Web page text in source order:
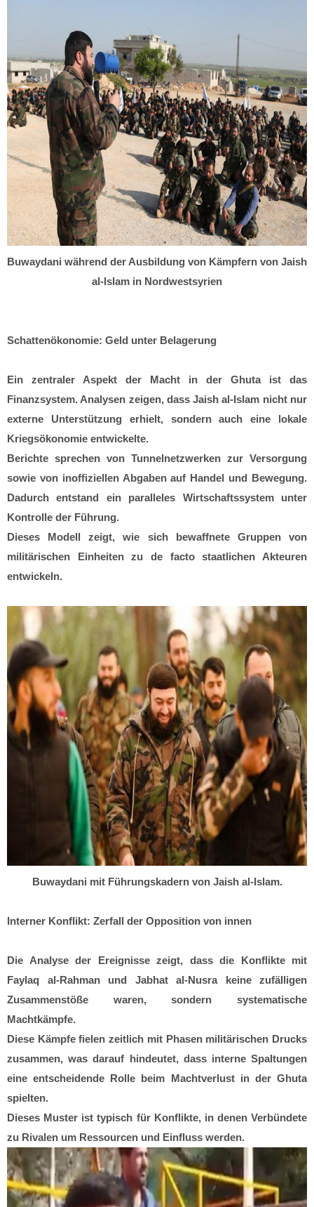
Buwaydani während der Ausbildung von Kämpfern von Jaish
al-Islam in Nordwestsyrien
Schattenökonomie: Geld unter Belagerung
Ein zentraler Aspekt der Macht in der Ghuta ist das
Finanzsystem. Analysen zeigen, dass Jaish al-Islam nicht nur
externe Unterstützung erhielt, sondern auch eine lokale
Kriegsökonomie entwickelte.
Berichte sprechen von Tunnelnetzwerken zur Versorgung
sowie von inoffiziellen Abgaben auf Handel und Bewegung.
Dadurch entstand ein paralleles Wirtschaftssystem unter
Kontrolle der Führung.
Dieses Modell zeigt, wie sich bewaffnete Gruppen von
militärischen Einheiten zu de facto staatlichen Akteuren
entwickeln.
Buwaydani mit Führungskadern von Jaish al-Islam.
Interner Konflikt: Zerfall der Opposition von innen
Die Analyse der Ereignisse zeigt, dass die Konflikte mit
Faylaq al-Rahman und Jabhat al-Nusra keine zufälligen
Zusammenstöße waren, sondern systematische
Machtkämpfe.
Diese Kämpfe fielen zeitlich mit Phasen militärischen Drucks
zusammen, was darauf hindeutet, dass interne Spaltungen
eine entscheidende Rolle beim Machtverlust in der Ghuta
spielten.
Dieses Muster ist typisch für Konflikte, in denen Verbündete
zu Rivalen um Ressourcen und Einfluss werden.